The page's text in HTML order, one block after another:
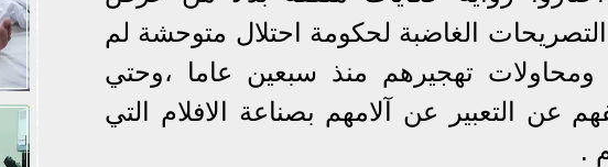
الغاضبة لحكومة احتلال متوحشة لم
تهجيرهم منذ سبعين عاما ،وحتي
عن التعبير عن آلامهم بصناعة الافلام التي
.